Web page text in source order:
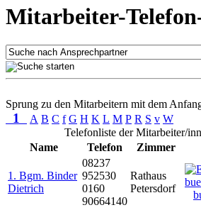
Mitarbeiter-
Sprung zu den Mitarbeitern mit dem
1 A B C f G H K L M P R S v W
Telefonliste der Mitarbeiter/
Name
Telefon Zimmer
1. Bgm. Binder
Dietrich
08237
952530
0160
90664140
Rathaus
Petersdorf